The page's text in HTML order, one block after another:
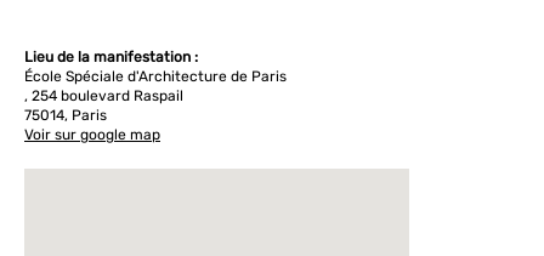
Lieu de la manifestation :
École Spéciale d'Architecture de Paris
, 254 boulevard Raspail
75014, Paris
Voir sur google map